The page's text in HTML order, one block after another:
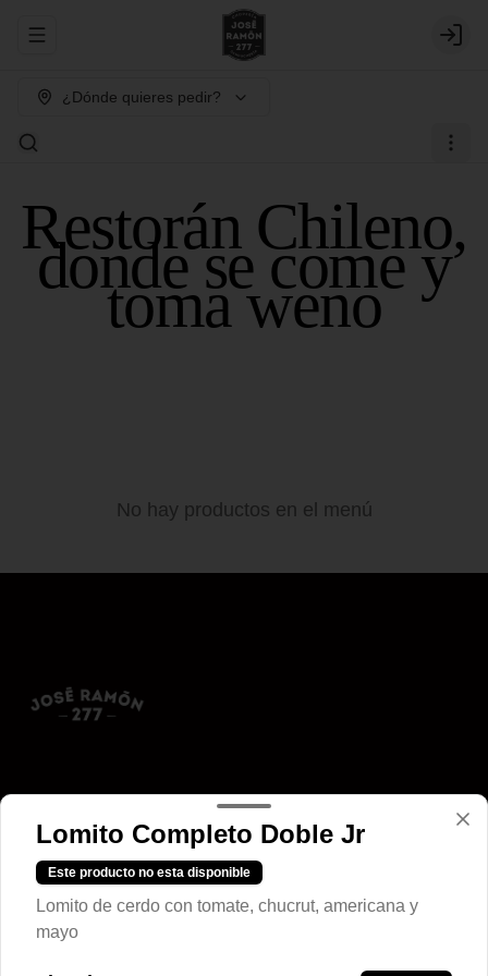
Abrir menu de navegación Login
¿Dónde quieres pedir?
Restorán Chileno,
donde se come y
toma weno
No hay productos en el menú
Zona de despacho
____
Lomito Completo Doble Jr
Este producto no esta disponible
Lomito de cerdo con tomate, chucrut, americana y
mayo